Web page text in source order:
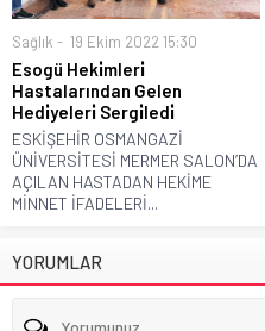
Sağlık 19 Ekim 2022 15:30
Esogü Heki̇mleri̇
Hastalarından Gelen
Hedi̇yeleri̇ Sergi̇ledi̇
ESKİŞEHİR OSMANGAZİ
ÜNİVERSİTESİ MERMER SALON’DA
AÇILAN HASTADAN HEKİME
MİNNET İFADELERİ...
YORUMLAR